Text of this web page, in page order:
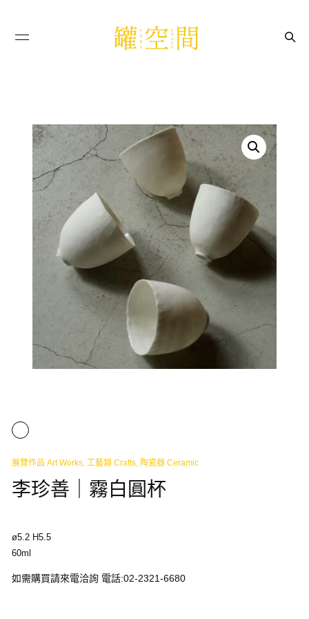
展覽作品 Art Works, 工藝類 Crafts, 陶瓷器 Ceramic
李珍善｜霧白圓杯
ø5.2 H5.5
60ml
如需購買請來電洽詢 電話:02-2321-6680